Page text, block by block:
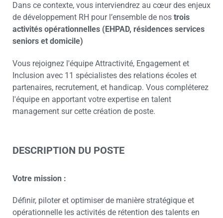
Dans ce contexte, vous interviendrez au cœur des enjeux
de développement RH pour l’ensemble de nos trois
activités opérationnelles (EHPAD, résidences services
seniors et domicile)
Vous rejoignez l'équipe Attractivité, Engagement et
Inclusion avec 11 spécialistes des relations écoles et
partenaires, recrutement, et handicap. Vous compléterez
l'équipe en apportant votre expertise en talent
management sur cette création de poste.
DESCRIPTION DU POSTE
Votre mission :
Définir, piloter et optimiser de manière stratégique et
opérationnelle les activités de rétention des talents en